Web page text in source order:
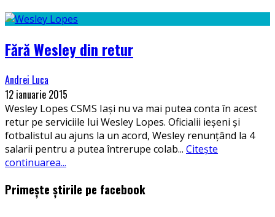
Fără Wesley din retur
Andrei Luca
12 ianuarie 2015
Wesley Lopes CSMS Iași nu va mai putea conta în acest
retur pe serviciile lui Wesley Lopes. Oficialii ieșeni și
fotbalistul au ajuns la un acord, Wesley renunțând la 4
salarii pentru a putea întrerupe colab... Citește
continuarea...
Primește știrile pe facebook